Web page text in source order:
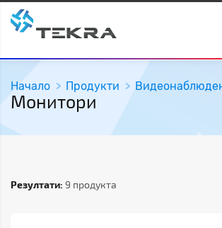
Начало Продукти
Монитори
Резултати: 9 продукта